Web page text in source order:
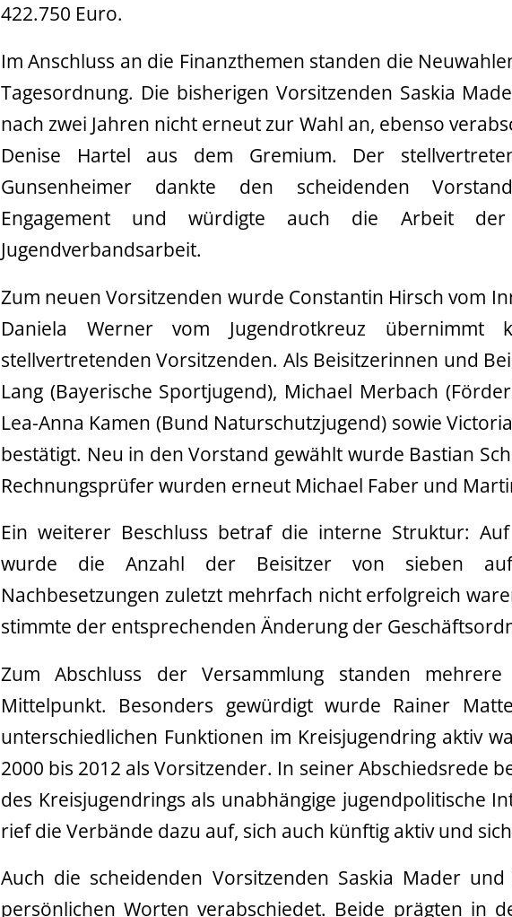
422.750 Euro.
Im Anschluss an die Finanzthemen standen die
Tagesordnung. Die bisherigen Vorsitzenden Saskia
nach zwei Jahren nicht erneut zur Wahl an, ebenso
Denise Hartel aus dem Gremium. Der
Gunsenheimer dankte den scheidenden
Engagement und würdigte auch die Arbeit
Jugendverbandsarbeit.
Zum neuen Vorsitzenden wurde Constantin Hirsch vom
Daniela Werner vom Jugendrotkreuz
stellvertretenden Vorsitzenden. Als Beisitzerinnen und
Lang (Bayerische Sportjugend), Michael Merbach
Lea-Anna Kamen (Bund Naturschutzjugend) sowie
bestätigt. Neu in den Vorstand gewählt wurde Bastian
Rechnungsprüfer wurden erneut Michael Faber und
Ein weiterer Beschluss betraf die interne Struktur:
wurde die Anzahl der Beisitzer von sieben
Nachbesetzungen zuletzt mehrfach nicht erfolgreich
stimmte der entsprechenden Änderung der
Zum Abschluss der Versammlung standen mehrere
Mittelpunkt. Besonders gewürdigt wurde Rainer
unterschiedlichen Funktionen im Kreisjugendring aktiv
2000 bis 2012 als Vorsitzender. In seiner Abschiedsrede
des Kreisjugendrings als unabhängige jugendpolitische
rief die Verbände dazu auf, sich auch künftig aktiv und
Auch die scheidenden Vorsitzenden Saskia Mader
persönlichen Worten verabschiedet. Beide prägten in